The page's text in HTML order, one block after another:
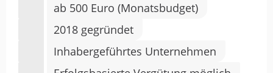
ab 500 Euro (Monatsbudget)
2018 gegründet
Inhabergeführtes Unternehmen